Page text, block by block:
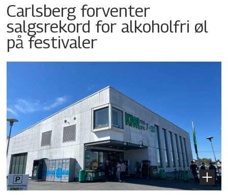
Carlsberg forventer
salgsrekord for alkoholfri øl
på festivaler